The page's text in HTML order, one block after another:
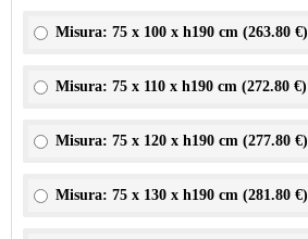
Misura: 75 x 100 x h190 cm (263.80 €)
Misura: 75 x 110 x h190 cm (272.80 €)
Misura: 75 x 120 x h190 cm (277.80 €)
Misura: 75 x 130 x h190 cm (281.80 €)